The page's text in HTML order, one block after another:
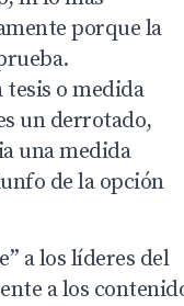
porque la
tesis o medida
un derrotado,
una medida
de la opción
a los líderes del
a los